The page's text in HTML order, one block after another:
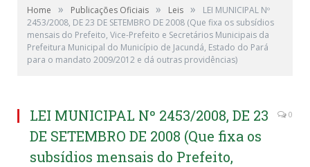
Home » Publicações Oficiais » Leis »
LEI MUNICIPAL Nº
2453/2008, DE 23 DE SETEMBRO DE 2008 (Que fixa os subsídios
mensais do Prefeito, Vice-Prefeito e Secretários Municipais da
Prefeitura Municipal do Município de Jacundá, Estado do Pará
para o mandato 2009/2012 e dá outras providências)
LEI MUNICIPAL Nº 2453/2008, DE 23
DE SETEMBRO DE 2008 (Que fixa os
subsídios mensais do Prefeito,
0